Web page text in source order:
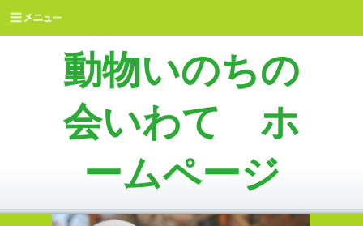
動物いのちの
会いわて ホ
ームページ